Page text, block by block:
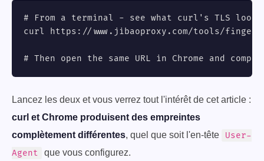
# From a terminal - see what curl's TLS
curl https://www.jibaoproxy.com/tools/
# Then open the same URL in Chrome and
Lancez les deux et vous verrez tout l'intérêt de cet article :
curl et Chrome produisent des empreintes
complètement différentes, quel que soit l'en-tête
User-
Agent
que vous configurez.